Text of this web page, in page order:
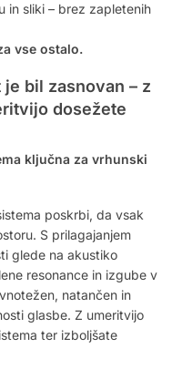
in sliki – brez zapletenih
vse ostalo.
bil zasnovan – z
dosežete
ključna za vrhunski
poskrbi, da vsak
S prilagajanjem
glede na akustiko
resonance in izgube v
natančen in
glasbe. Z umeritvijo
ter izboljšate